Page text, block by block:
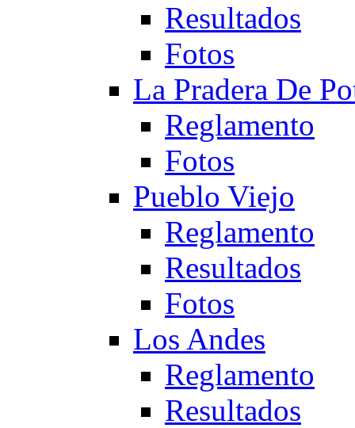
Resultados
Fotos
La Pradera De
Reglamento
Fotos
Pueblo Viejo
Reglamento
Resultados
Fotos
Los Andes
Reglamento
Resultados